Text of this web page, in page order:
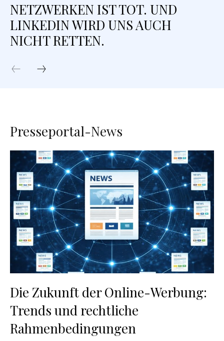
NETZWERKEN IST TOT. UND
LINKEDIN WIRD UNS AUCH
NICHT RETTEN.
Presseportal-News
Die Zukunft der Online-Werbung:
Trends und rechtliche
Rahmenbedingungen